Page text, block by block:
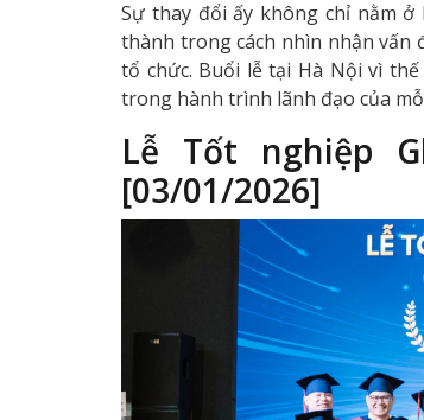
Sự thay đổi ấy không chỉ nằm
thành trong cách nhìn nhận vấn
tổ chức. Buổi lễ tại Hà Nội vì
trong hành trình lãnh đạo của
Lễ Tốt nghiệp
[03/01/2026]